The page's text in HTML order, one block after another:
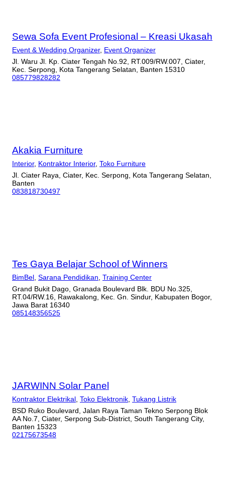
Sewa Sofa Event Profesional – Kreasi Ukasah
Event & Wedding Organizer, Event Organizer
Jl. Waru Jl. Kp. Ciater Tengah No.92, RT.009/RW.007, Ciater,
Kec. Serpong, Kota Tangerang Selatan, Banten 15310
085779828282
Akakia Furniture
Interior, Kontraktor Interior, Toko Furniture
Jl. Ciater Raya, Ciater, Kec. Serpong, Kota Tangerang Selatan,
Banten
083818730497
Tes Gaya Belajar School of Winners
BimBel Sarana Pendidikan Training Center
Grand Bukit Dago, Granada Boulevard Blk. BDU No.325,
RT.04/RW.16, Rawakalong, Kec. Gn. Sindur, Kabupaten Bogor,
Jawa Barat 16340
085148356525
JARWINN Solar Panel
Kontraktor Elektrikal Toko Elektronik Tukang Listrik
BSD Ruko Boulevard, Jalan Raya Taman Tekno Serpong Blok
AA No.7, Ciater, Serpong Sub-District, South Tangerang City,
Banten 15323
02175673548